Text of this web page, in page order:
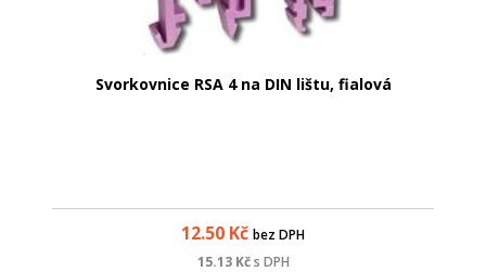
Svorkovnice RSA 4 na DIN lištu, fialová
12.50 Kč bez DPH
15.13Kč s DPH